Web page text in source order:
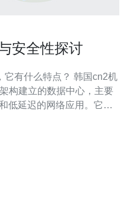
安全性探讨
它有什么特点？ 韩国cn2机
构建立的数据中心，主要
低延迟的网络应用。它的